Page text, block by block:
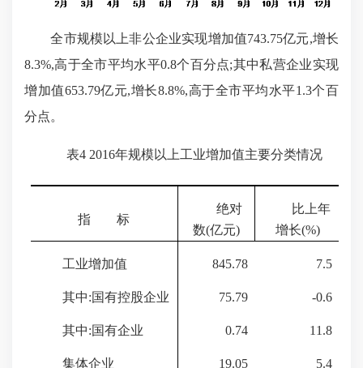
全市规模以上非公企业实现增加值743.75亿元,增长
8.3%,高于全市平均水平0.8个百分点;其中私营企业实现
增加值653.79亿元,增长8.8%,高于全市平均水平1.3个百
分点。
表4 2016年规模以上工业增加值主要分类情况
指 标
绝对
数(亿元)
比上年
增长(%)
工业增加值 845.78 7.5
其中:国有控股企业 75.79 -0.6
其中:国有企业 0.74 11.8
集体企业 19.05 5.4